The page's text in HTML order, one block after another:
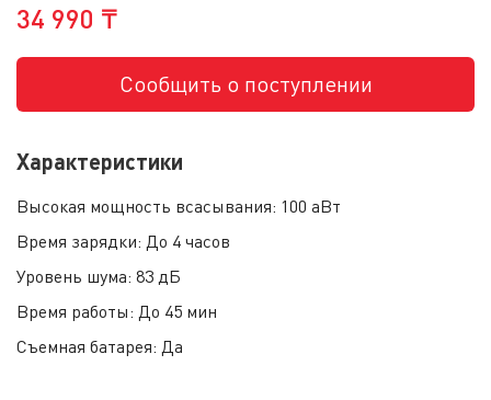
34 990 ₸
Сообщить о поступлении
Характеристики
Высокая мощность всасывания: 100 аВт
Время зарядки: До 4 часов
Уровень шума: 83 дБ
Время работы: До 45 мин
Съемная батарея: Да